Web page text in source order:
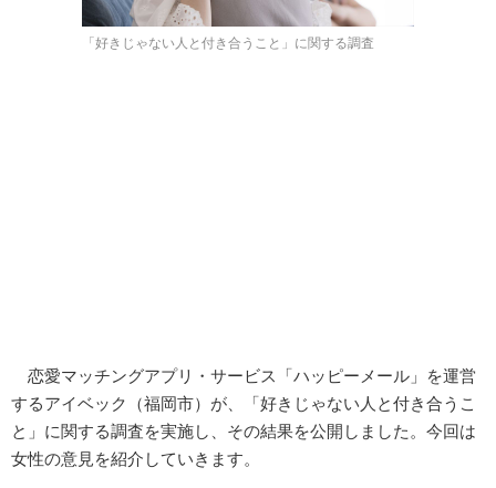
「好きじゃない人と付き合うこと」に関する調査
恋愛マッチングアプリ・サービス「ハッピーメール」を運営
するアイベック（福岡市）が、「好きじゃない人と付き合うこ
と」に関する調査を実施し、その結果を公開しました。今回は
女性の意見を紹介していきます。